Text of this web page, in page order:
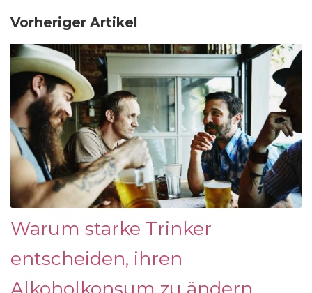
Vorheriger Artikel
Warum starke Trinker
entscheiden, ihren
Alkoholkonsum zu ändern